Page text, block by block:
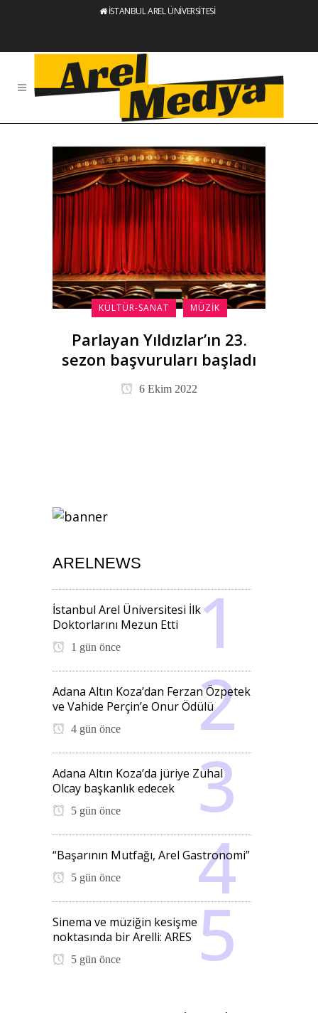
İSTANBUL AREL ÜNİVERSİTESİ
KÜLTÜR-SANAT MÜZIK
Parlayan Yıldızlar’ın 23.
sezon başvuruları başladı
6 Ekim 2022
ARELNEWS
İstanbul Arel Üniversitesi İlk
Doktorlarını Mezun Etti
1 gün önce
Adana Altın Koza’dan Ferzan Özpetek
ve Vahide Perçin’e Onur Ödülü
4 gün önce
Adana Altın Koza’da jüriye Zuhal
Olcay başkanlık edecek
5 gün önce
“Başarının Mutfağı, Arel Gastronomi”
5 gün önce
Sinema ve müziğin kesişme
noktasında bir Arelli: ARES
5 gün önce